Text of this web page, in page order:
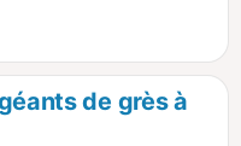
vers le ciel mais aussi
forts. Ce sentier de
boucles. Ici la 1re partie
de grès à